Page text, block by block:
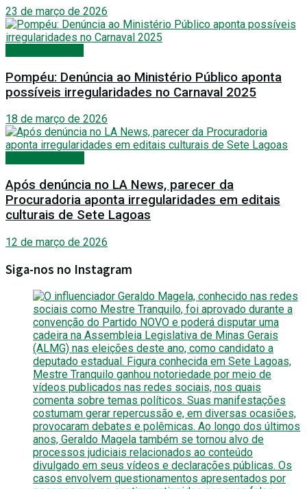
23 de março de 2026
Pompéu: Denúncia ao Ministério Público aponta
possíveis irregularidades no Carnaval 2025
18 de março de 2026
Após denúncia no LA News, parecer da
Procuradoria aponta irregularidades em editais
culturais de Sete Lagoas
12 de março de 2026
Siga-nos no Instagram